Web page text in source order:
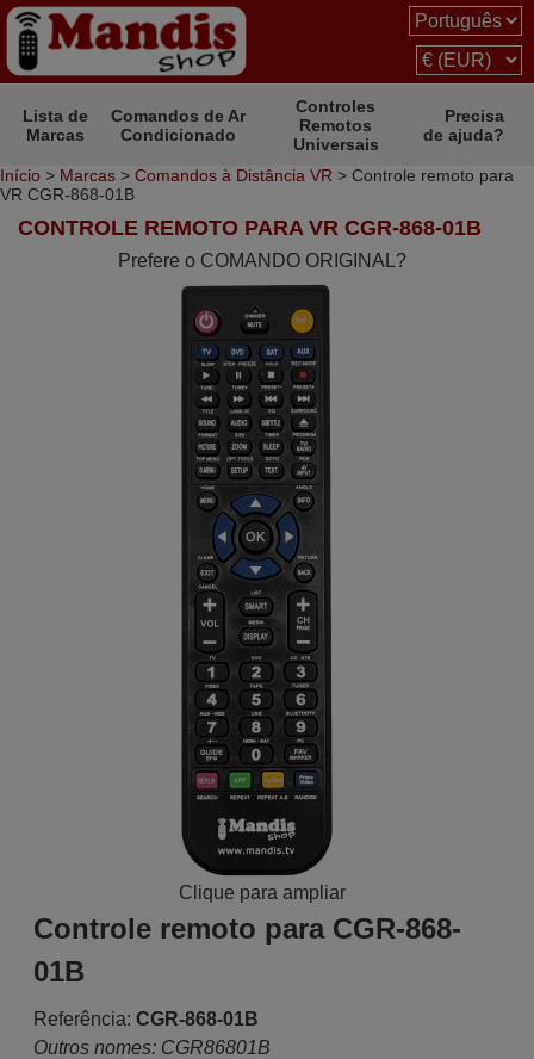
Lista de
Marcas
Comandos de Ar
Condicionado
Controles
Remotos
Universais
Precisa
de ajuda?
Início > Marcas > Comandos à Distância VR > Controle remoto para
VR CGR-868-01B
CONTROLE REMOTO PARA VR CGR-868-01B
Prefere o COMANDO ORIGINAL?
Clique para ampliar
Controle remoto para CGR-868-
01B
Referência: CGR-868-01B
Outros nomes: CGR86801B